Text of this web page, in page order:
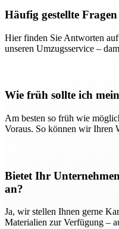
Häufig gestellte Fragen
Hier finden Sie Antworten
unseren Umzugsservice –
Wie früh sollte ich
Am besten so früh wie
Voraus. So können wir Ihren
Bietet Ihr
an?
Ja, wir stellen Ihnen gerne
Materialien zur Verfügung –